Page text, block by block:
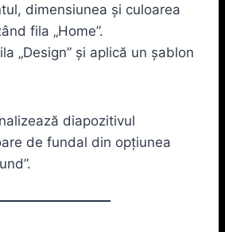
dimensiunea și culoarea
fila „Home”.
„Design” și aplică un șablon
diapozitivul
de fundal din opțiunea